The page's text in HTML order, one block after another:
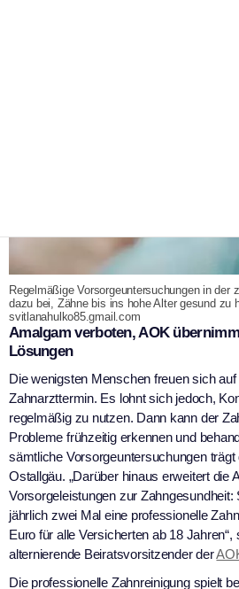
Regelmäßige Vorsorgeuntersuchungen in der
dazu bei, Zähne bis ins hohe Alter gesund zu
svitlanahulko85.gmail.com
Amalgam verboten, AOK
Lösungen
Die wenigsten Menschen freuen sich
Zahnarzttermin. Es lohnt sich jedoch,
regelmäßig zu nutzen. Dann kann der
Probleme frühzeitig erkennen und
sämtliche Vorsorgeuntersuchungen
Ostallgäu. „Darüber hinaus erweitert die
Vorsorgeleistungen zur
jährlich zwei Mal eine professionelle
Euro für alle Versicherten ab 18 Jahren“,
alternierende Beiratsvorsitzender der
Die professionelle Zahnreinigung spielt